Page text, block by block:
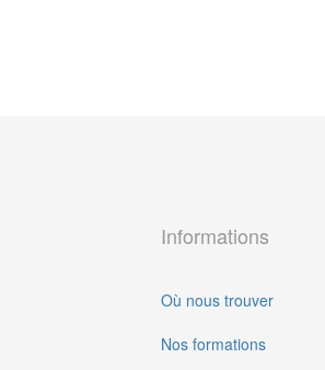
Informations
Où nous trouver
Nos formations